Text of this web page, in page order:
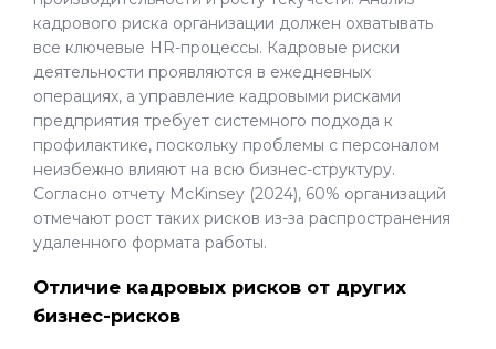
кадрового риска организации должен охватывать
все ключевые HR-процессы. Кадровые риски
деятельности проявляются в ежедневных
операциях, а управление кадровыми рисками
предприятия требует системного подхода к
профилактике, поскольку проблемы с персоналом
неизбежно влияют на всю бизнес-структуру.
Согласно отчету McKinsey (2024), 60% организаций
отмечают рост таких рисков из-за распространения
удаленного формата работы.
Отличие кадровых рисков от других
бизнес-рисков